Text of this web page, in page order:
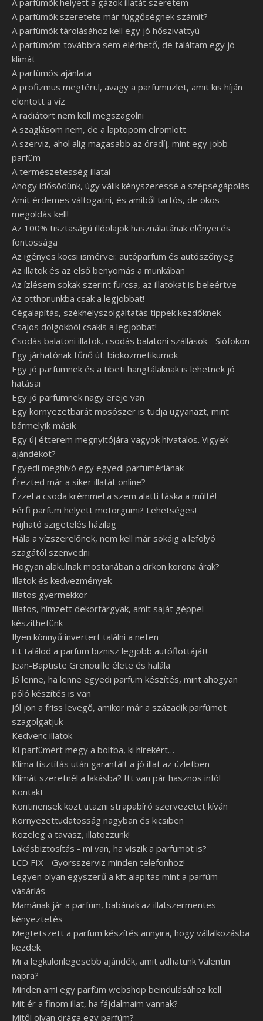
A parfümök helyett a gázok illatát szeretem
A parfümök szeretete már függőségnek számít?
A parfümök tárolásához kell egy jó hőszivattyú
A parfümöm továbbra sem elérhető, de találtam egy jó
klímát
A parfümös ajánlata
A profizmus megtérül, avagy a parfümüzlet, amit kis híján
elöntött a víz
A radiátort nem kell megszagolni
A szaglásom nem, de a laptopom elromlott
A szerviz, ahol alig magasabb az óradíj, mint egy jobb
parfüm
A természetesség illatai
Ahogy idősödünk, úgy válik kényszeressé a szépségápolás
Amit érdemes váltogatni, és amiből tartós, de okos
megoldás kell!
Az 100% tisztaságú illóolajok használatának előnyei és
fontossága
Az igényes kocsi ismérvei: autóparfüm és autószőnyeg
Az illatok és az első benyomás a munkában
Az ízlésem sokak szerint furcsa, az illatokat is beleértve
Az otthonunkba csak a legjobbat!
Cégalapítás, székhelyszolgáltatás tippek kezdőknek
Csajos dolgokból csakis a legjobbat!
Csodás balatoni illatok, csodás balatoni szállások - Siófokon
Egy járhatónak tűnő út: biokozmetikumok
Egy jó parfümnek és a tibeti hangtálaknak is lehetnek jó
hatásai
Egy jó parfümnek nagy ereje van
Egy környezetbarát mosószer is tudja ugyanazt, mint
bármelyik másik
Egy új étterem megnyitójára vagyok hivatalos. Vigyek
ajándékot?
Egyedi meghívó egy egyedi parfümériának
Érezted már a siker illatát online?
Ezzel a csoda krémmel a szem alatti táska a múlté!
Férfi parfüm helyett motorgumi? Lehetséges!
Fújható szigetelés házilag
Hála a vízszerelőnek, nem kell már sokáig a lefolyó
szagától szenvedni
Hogyan alakulnak mostanában a cirkon korona árak?
Illatok és kedvezmények
Illatos gyermekkor
Illatos, hímzett dekortárgyak, amit saját géppel
készíthetünk
Ilyen könnyű invertert találni a neten
Itt találod a parfüm biznisz legjobb autóflottáját!
Jean-Baptiste Grenouille élete és halála
Jó lenne, ha lenne egyedi parfüm készítés, mint ahogyan
póló készítés is van
Jól jön a friss levegő, amikor már a századik parfümöt
szagolgatjuk
Kedvenc illatok
Ki parfümért megy a boltba, ki hírekért…
Klíma tisztítás után garantált a jó illat az üzletben
Klímát szeretnél a lakásba? Itt van pár hasznos infó!
Kontakt
Kontinensek közt utazni strapabíró szervezetet kíván
Környezettudatosság nagyban és kicsiben
Közeleg a tavasz, illatozzunk!
Lakásbiztosítás - mi van, ha viszik a parfümöt is?
LCD FIX - Gyorsszerviz minden telefonhoz!
Legyen olyan egyszerű a kft alapítás mint a parfüm
vásárlás
Mamának jár a parfüm, babának az illatszermentes
kényeztetés
Megtetszett a parfüm készítés annyira, hogy vállalkozásba
kezdek
Mi a legkülönlegesebb ajándék, amit adhatunk Valentin
napra?
Minden ami egy parfüm webshop beindulásához kell
Mit ér a finom illat, ha fájdalmaim vannak?
Mitől olyan drága egy parfüm?